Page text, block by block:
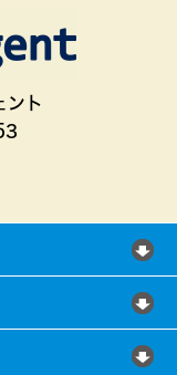
ント